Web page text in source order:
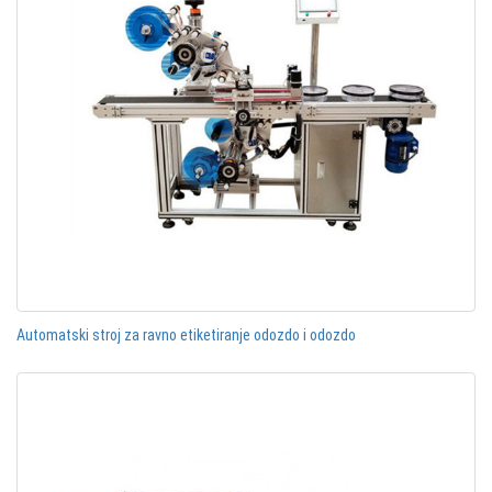
Automatski stroj za ravno etiketiranje odozdo i odozdo